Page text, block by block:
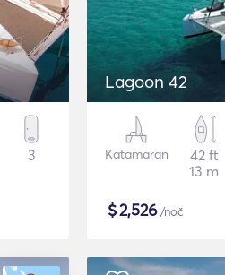
3
Lagoon 42
Katamaran
42 ft
13 m
$2,526/noč